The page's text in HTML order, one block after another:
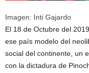
Imagen: Inti Gajardo
El 18 de Octubre del
ese país modelo del
social del continente, un
con la dictadura de